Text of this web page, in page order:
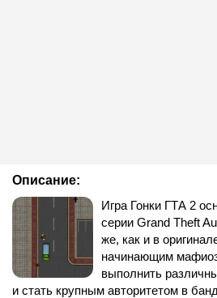
Описание:
Игра Гонки ГТА 2
серии Grand Theft
же, как и в
начинающим
выполнить
и стать крупным авторитетом в